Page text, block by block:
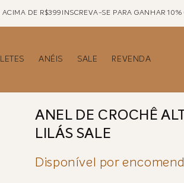
ACIMA DE R$399 INSCREVA-SE PARA GANHAR 10%
ANÉIS SALE REVENDA
ANEL DE CROCHÊ
LILÁS SALE
Disponível por